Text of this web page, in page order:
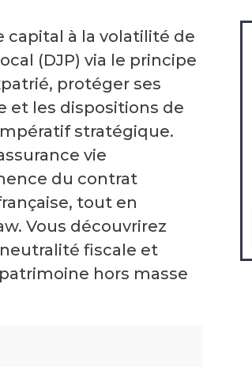
capital à la volatilité de
(DJP) via le principe
protéger ses
et les dispositions de
stratégique.
vie
du contrat
tout en
Vous découvrirez
fiscale et
hors masse